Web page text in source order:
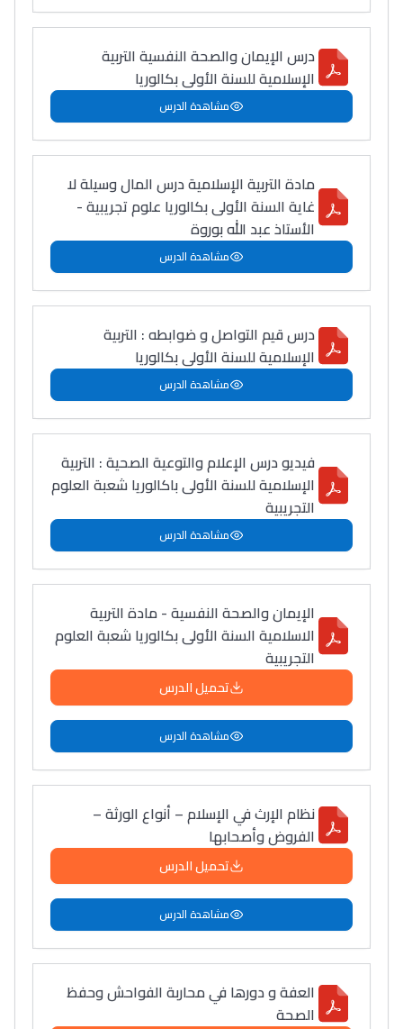
درس الإيمان والصحة النفسية التربية
الإسلامية للسنة الأولى بكالوريا
مشاهدة الدرس
مادة التربية الإسلامية درس المال وسيلة لا
غاية السنة الأولى بكالوريا علوم تجريبية -
الأستاذ عبد الله بوروة
مشاهدة الدرس
درس قيم التواصل و ضوابطه : التربية
الإسلامية للسنة الأولى بكالوريا
مشاهدة الدرس
فيديو درس الإعلام والتوعية الصحية : التربية
الإسلامية للسنة الأولى باكالوريا شعبة العلوم
التجريبية
مشاهدة الدرس
الإيمان والصحة النفسية - مادة التربية
الاسلامية السنة الأولى بكالوريا شعبة العلوم
التجريبية
تحميل الدرس
مشاهدة الدرس
نظام الإرث في الإسلام – أنواع الورثة –
الفروض وأصحابها
تحميل الدرس
مشاهدة الدرس
العفة و دورها في محاربة الفواحش وحفظ
الصحة